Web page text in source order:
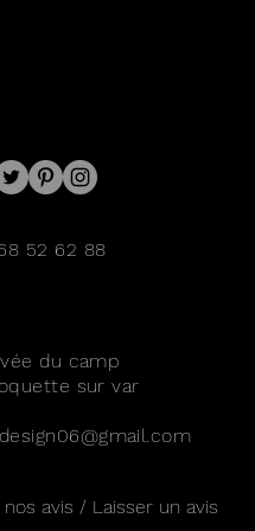
52 62 88
du camp
sur var
avis / Laisser un avis